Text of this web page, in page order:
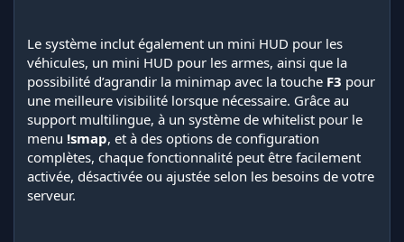
Le système inclut également un mini HUD pour les
véhicules, un mini HUD pour les armes, ainsi que la
possibilité d’agrandir la minimap avec la touche F3 pour
une meilleure visibilité lorsque nécessaire. Grâce au
support multilingue, à un système de whitelist pour le
menu !smap, et à des options de configuration
complètes, chaque fonctionnalité peut être facilement
activée, désactivée ou ajustée selon les besoins de votre
serveur.